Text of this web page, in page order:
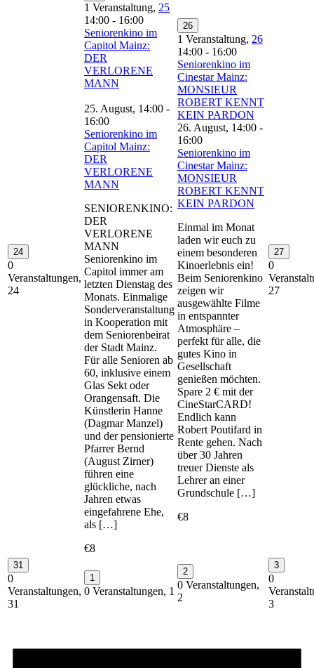
24
0
Veranstaltungen,
24
1 Veranstaltung, 25
14:00 - 16:00
Seniorenkino im
Capitol Mainz:
DER
VERLORENE
MANN
25. August, 14:00 -
16:00
Seniorenkino im
Capitol Mainz:
DER
VERLORENE
MANN
SENIORENKINO:
DER
VERLORENE
MANN
Seniorenkino im
Capitol immer am
letzten Dienstag des
Monats. Einmalige
Sonderveranstaltung
in Kooperation mit
dem Seniorenbeirat
der Stadt Mainz.
Für alle Senioren ab
60, inklusive einem
Glas Sekt oder
Orangensaft. Die
Künstlerin Hanne
(Dagmar Manzel)
und der pensionierte
Pfarrer Bernd
(August Zirner)
führen eine
glückliche, nach
Jahren etwas
eingefahrene Ehe,
als […]
€8
26
1 Veranstaltung, 26
14:00 - 16:00
Seniorenkino im
Cinestar Mainz:
MONSIEUR
ROBERT KENNT
KEIN PARDON
26. August, 14:00 -
16:00
Seniorenkino im
Cinestar Mainz:
MONSIEUR
ROBERT KENNT
KEIN PARDON
Einmal im Monat
laden wir euch zu
einem besonderen
Kinoerlebnis ein!
Beim Seniorenkino
zeigen wir
ausgewählte Filme
in entspannter
Atmosphäre –
perfekt für alle, die
gutes Kino in
Gesellschaft
genießen möchten.
Spare 2 € mit der
CineStarCARD!
Endlich kann
Robert Poutifard in
Rente gehen. Nach
über 30 Jahren
treuer Dienste als
Lehrer an einer
Grundschule […]
€8
27
0
27
31
0
Veranstaltungen,
31
1
0 Veranstaltungen, 1
2
0 Veranstaltungen,
2
3
0
3